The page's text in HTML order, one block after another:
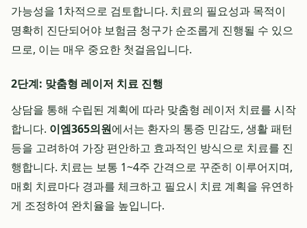
가능성을 1차적으로 검토합니다. 치료의 필요성과 목적이
명확히 진단되어야 보험금 청구가 순조롭게 진행될 수 있으
므로, 이는 매우 중요한 첫걸음입니다.
2단계: 맞춤형 레이저 치료 진행
상담을 통해 수립된 계획에 따라 맞춤형 레이저 치료를 시작
합니다. 이엠365의원에서는 환자의 통증 민감도, 생활 패턴
등을 고려하여 가장 편안하고 효과적인 방식으로 치료를 진
행합니다. 치료는 보통 1~4주 간격으로 꾸준히 이루어지며,
매회 치료마다 경과를 체크하고 필요시 치료 계획을 유연하
게 조정하여 완치율을 높입니다.